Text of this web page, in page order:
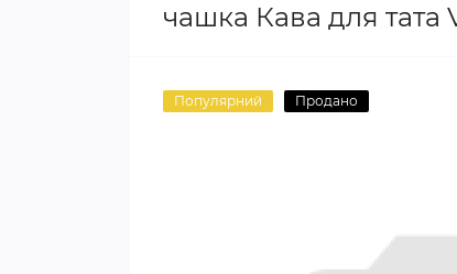
чашка Кава для
Популярний Продано